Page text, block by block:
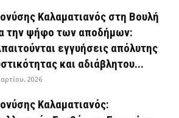
Καλαματιανός στη Βουλή
την ψήφο των αποδήμων:
εγγυήσεις απόλυτης
και αδιάβλητου...
2026
Καλαματιανός: